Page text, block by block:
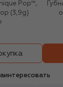
Pop™,
(3,9g)